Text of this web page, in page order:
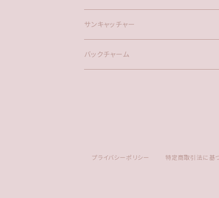
時計
ファー
サンキャッチャー
サンキャッチャー
バックチャーム
プライバシーポリシー 特定商取引法に基